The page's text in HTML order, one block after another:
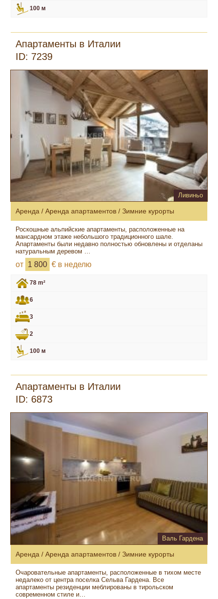
100 м
Апартаменты в Италии
ID: 7239
Ливиньо
Аренда / Аренда апартаментов / Зимние курорты
Роскошные альпийские апартаменты, расположенные на
мансардном этаже небольшого традиционного шале.
Апартаменты были недавно полностью обновлены и отделаны
натуральным деревом …
от 1 800 € в неделю
78 m²
6
3
2
100 м
Апартаменты в Италии
ID: 6873
Валь Гардена
Аренда / Аренда апартаментов / Зимние курорты
Очаровательные апартаменты, расположенные в тихом месте
недалеко от центра поселка Сельва Гардена. Все
апартаменты резиденции меблированы в тирольском
современном стиле и…